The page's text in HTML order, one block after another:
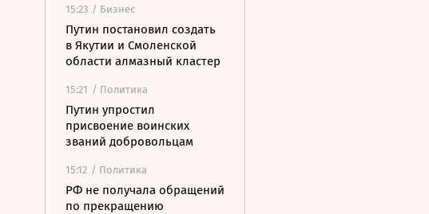
15:23 / Бизнес
Путин постановил создать
в Якутии и Смоленской
области алмазный кластер
15:21 / Политика
Путин упростил
присвоение воинских
званий добровольцам
15:12 / Политика
РФ не получала обращений
по прекращению